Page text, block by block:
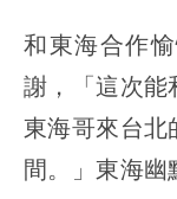
和東海合作
謝，「這次能
東海哥來台北
間。」東海